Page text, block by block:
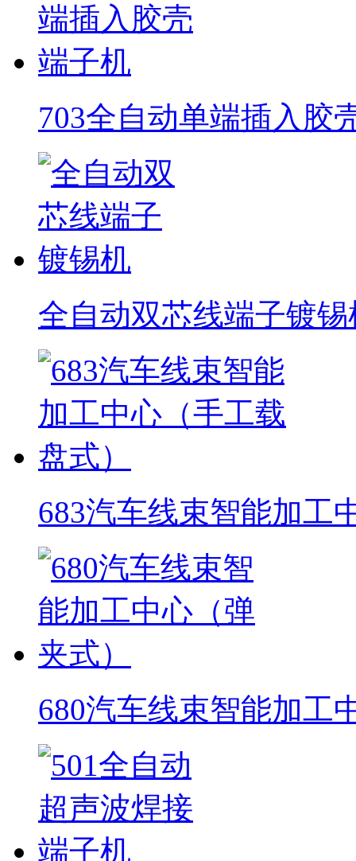
703全自动单端插入胶
全自动双芯线端子镀锡
683汽车线束智能加工
680汽车线束智能加工